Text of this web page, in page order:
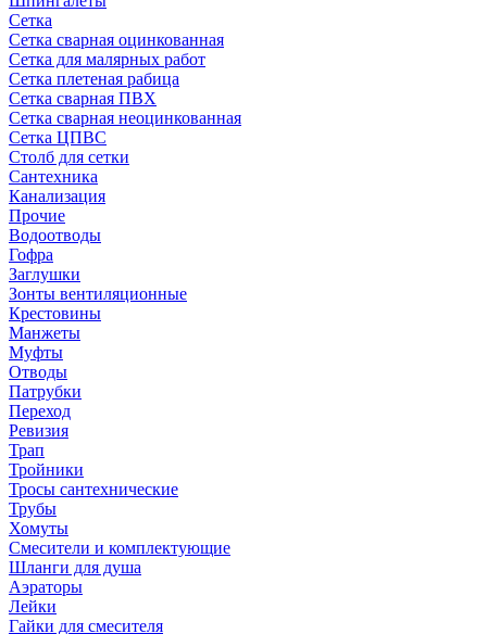
Сетка
Сетка сварная оцинкованная
Сетка для малярных работ
Сетка плетеная рабица
Сетка сварная ПВХ
Сетка сварная неоцинкованная
Сетка ЦПВС
Столб для сетки
Сантехника
Канализация
Прочие
Водоотводы
Гофра
Заглушки
Зонты вентиляционные
Крестовины
Манжеты
Муфты
Отводы
Патрубки
Переход
Ревизия
Трап
Тройники
Тросы сантехнические
Трубы
Хомуты
Смесители и комплектующие
Шланги для душа
Аэраторы
Лейки
Гайки для смесителя